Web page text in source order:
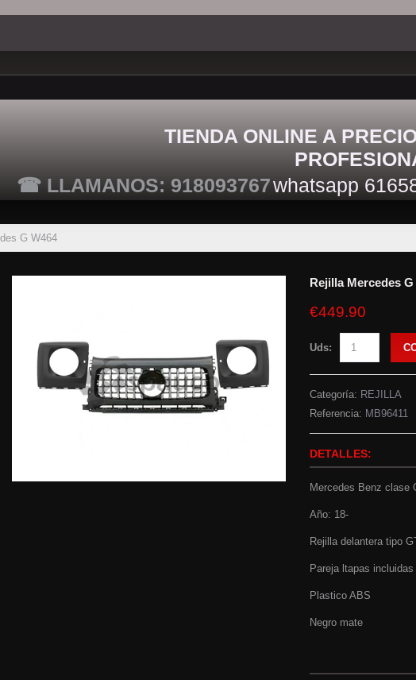
TIENDA ONLINE A
☎ LLAMANOS: 918093767whatsapp
G W464
Rejilla Mercedes G
€449.90
Uds:
Categoría: REJILLA
Referencia: MB96411
DETALLES:
Mercedes Benz clase
Año: 18-
Rejilla delantera tipo
Pareja ltapas incluidas
Plastico ABS
Negro mate